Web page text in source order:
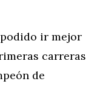
ir mejor
carreras
de